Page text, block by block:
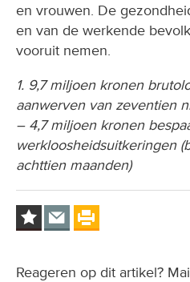
en vrouwen. De
en van de werkende
vooruit nemen.
1. 9,7 miljoen kronen
aanwerven van zeventien
– 4,7 miljoen kronen
werkloosheidsuitkeringen
achttien maanden)
Reageren op dit artikel?